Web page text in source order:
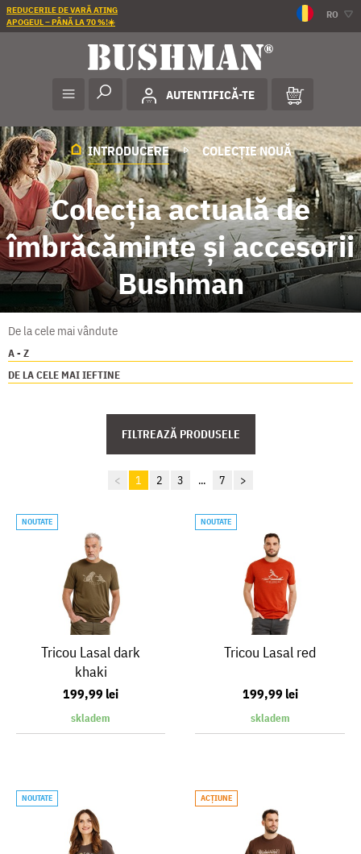
REDUCERILE DE VARĂ ATING
APOGEUL – PÂNĂ LA 70 %!☀️
RO
AUTENTIFICĂ-TE
INTRODUCERE COLECȚIE NOUĂ
Colecția actuală de
îmbrăcăminte și accesorii
Bushman
De la cele mai vândute
A - Z
DE LA CELE MAI IEFTINE
FILTREAZĂ PRODUSELE
< 1 2 3 ... 7 >
NOUTATE
Tricou Lasal dark
khaki
199,99 lei
skladem
NOUTATE
Tricou Lasal red
199,99 lei
skladem
NOUTATE ACŢIUNE